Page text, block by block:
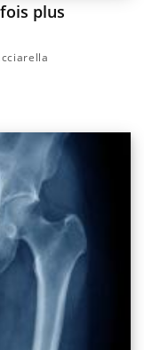
plus